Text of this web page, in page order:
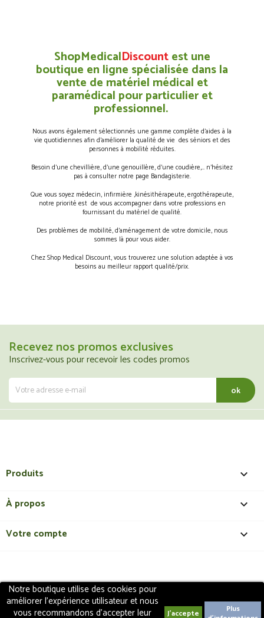
Notre boutique utilise des cookies pour
améliorer l'expérience utilisateur et nous
vous recommandons d'accepter leur
Plus
ShopMedicalDiscountest une
boutique en ligne spécialisée dans la
vente de matériel médical et
paramédical pour particulier et
professionnel.
Nous avons également sélectionnés une gamme complète d’aides à la
vie quotidiennes afin d’améliorer la qualité de vie des séniors et des
personnes à mobilité réduites.
Besoin d’une chevillière, d’une genouillère, d’une coudière,… n’hésitez
pas à consulter notre page Bandagisterie.
Que vous soyez médecin, infirmière ,kinésithérapeute, ergothérapeute,
notre priorité est de vous accompagner dans votre professions en
fournissant du matériel de qualité.
Des problèmes de mobilité, d’aménagement de votre domicile, nous
sommes là pour vous aider.
Chez Shop Medical Discount, vous trouverez une solution adaptée à vos
besoins au meilleur rapport qualité/prix.
Recevez nos promos exclusives
Inscrivez-vous pour recevoir les codes promos
Produits 
À propos 
Votre compte 
Copyright 2018 - ShopMedicalDiscount
réservés | Création de site internet EasyConceptTM